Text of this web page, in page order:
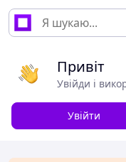
Привіт
Увійди і
Увійти